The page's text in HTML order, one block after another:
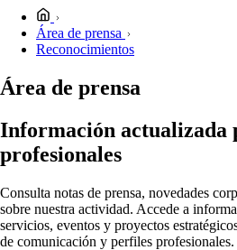
Área de prensa
Reconocimientos
Área de prensa
Información actualizada
profesionales
Consulta notas de prensa, novedades
sobre nuestra actividad. Accede a
servicios, eventos y proyectos
de comunicación y perfiles profesionales.